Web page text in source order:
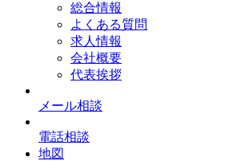
総合情報
よくある質問
求人情報
会社概要
代表挨拶
メール相談
電話相談
地図